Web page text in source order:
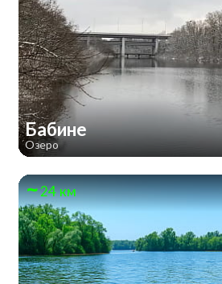
Бабине
Озеро
24 км